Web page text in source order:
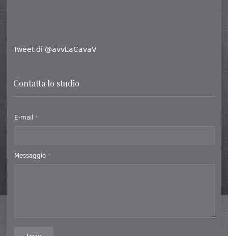
Tweet di @avvLaCavaV
Contatta lo studio
E-mail *
Messaggio *